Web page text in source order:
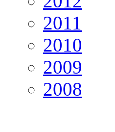
2011
2010
2009
2008